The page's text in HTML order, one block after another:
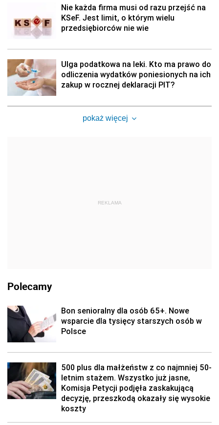
Nie każda firma musi od razu przejść na
KSeF. Jest limit, o którym wielu
przedsiębiorców nie wie
Ulga podatkowa na leki. Kto ma prawo do
odliczenia wydatków poniesionych na ich
zakup w rocznej deklaracji PIT?
pokaż więcej
REKLAMA
Polecamy
Bon senioralny dla osób 65+. Nowe
wsparcie dla tysięcy starszych osób w
Polsce
500 plus dla małżeństw z co najmniej 50-
letnim stażem. Wszystko już jasne,
Komisja Petycji podjęła zaskakującą
decyzję, przeszkodą okazały się wysokie
koszty